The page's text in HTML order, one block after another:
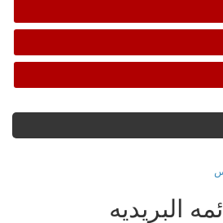
البريديه